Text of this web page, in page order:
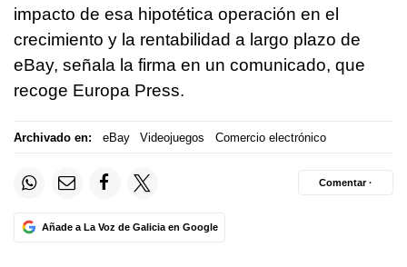
impacto de esa hipotética operación en el
crecimiento y la rentabilidad a largo plazo de
eBay, señala la firma en un comunicado, que
recoge Europa Press.
Archivado en: eBay Videojuegos Comercio electrónico
Añade a La Voz de Galicia en Google
Comentar ·